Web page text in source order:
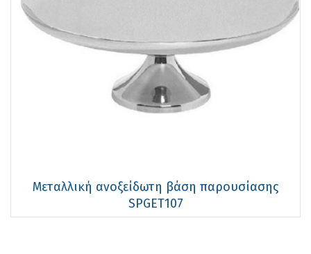
Μεταλλική ανοξείδωτη βάση παρουσίασης
SPGET107